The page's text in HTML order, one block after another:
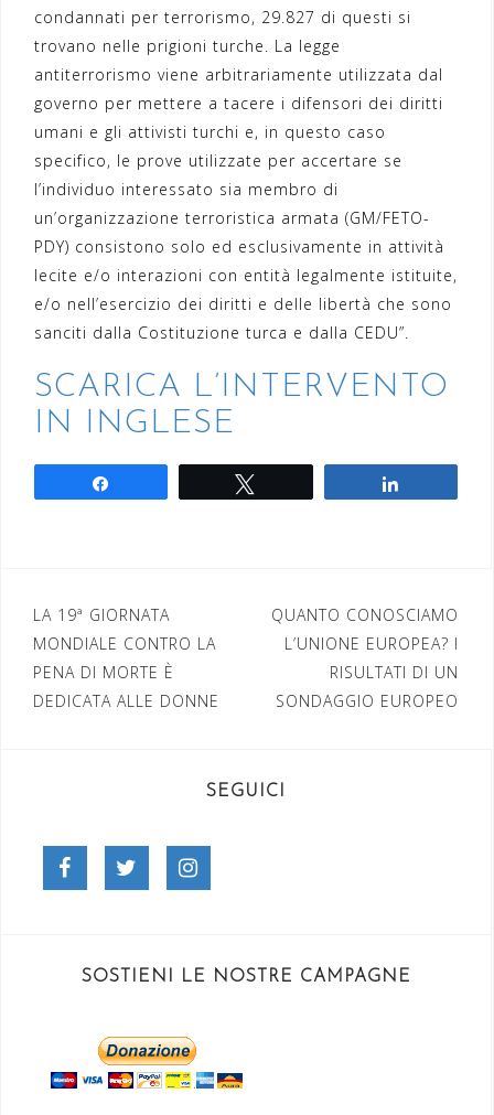
condannati per terrorismo, 29.827 di questi si
trovano nelle prigioni turche. La legge
antiterrorismo viene arbitrariamente utilizzata dal
governo per mettere a tacere i difensori dei diritti
umani e gli attivisti turchi e, in questo caso
specifico, le prove utilizzate per accertare se
l’individuo interessato sia membro di
un’organizzazione terroristica armata (GM/FETO-
PDY) consistono solo ed esclusivamente in attività
lecite e/o interazioni con entità legalmente istituite,
e/o nell’esercizio dei diritti e delle libertà che sono
sanciti dalla Costituzione turca e dalla CEDU”.
SCARICA L’INTERVENTO
IN INGLESE
Navigazione
articoli
LA 19ª GIORNATA
MONDIALE CONTRO LA
PENA DI MORTE È
DEDICATA ALLE DONNE
QUANTO CONOSCIAMO
L’UNIONE EUROPEA? I
RISULTATI DI UN
SONDAGGIO EUROPEO
SEGUICI
Facebook Twitter
SOSTIENI LE NOSTRE CAMPAGNE